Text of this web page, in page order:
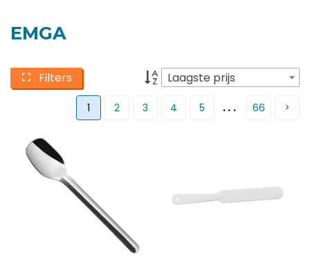
EMGA
Filters Laagste prijs
1 2 3 4 5 ... 66